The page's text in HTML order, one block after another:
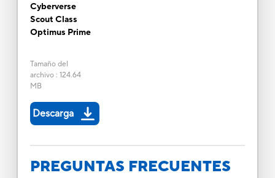
Cyberverse
Scout Class
Optimus Prime
Tamaño del
archivo: 124.64
MB
Descarga
PREGUNTAS FRECUENTES